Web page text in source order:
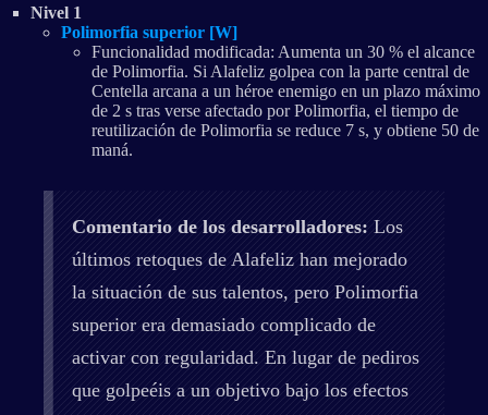
Nivel 1
Polimorfia superior [W]
Funcionalidad modificada: Aumenta un 30 % el alcance
de Polimorfia. Si Alafeliz golpea con la parte central de
Centella arcana a un héroe enemigo en un plazo máximo
de 2 s tras verse afectado por Polimorfia, el tiempo de
reutilización de Polimorfia se reduce 7 s, y obtiene 50 de
maná.
Comentario de los desarrolladores: Los
últimos retoques de Alafeliz han mejorado
la situación de sus talentos, pero Polimorfia
superior era demasiado complicado de
activar con regularidad. En lugar de pediros
que golpeéis a un objetivo bajo los efectos